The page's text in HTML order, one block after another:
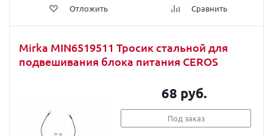
Отложить Сравнить
Mirka MIN6519511 Тросик стальной для
подвешивания блока питания CEROS
68 руб.
Под заказ